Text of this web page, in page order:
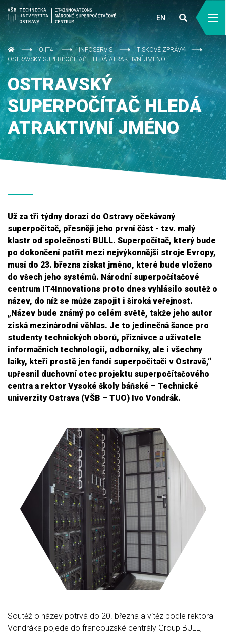
EN
O IT4I INFOSERVIS
TISKOVÉ ZPRÁVY
OSTRAVSKÝ SUPERPOČÍTAČ HLEDÁ ATRAKTIVNÍ JMÉNO
OSTRAVSKÝ
SUPERPOČÍTAČ HLEDÁ
ATRAKTIVNÍ JMÉNO
Už za tři týdny dorazí do Ostravy očekávaný
superpočítač, přesněji jeho první část - tzv. malý
klastr od společnosti BULL. Superpočítač, který bude
po dokončení patřit mezi nejvýkonnější stroje Evropy,
musí do 23. března získat jméno, které bude vloženo
do všech jeho systémů. Národní superpočítačové
centrum IT4Innovations proto dnes vyhlásilo soutěž o
název, do níž se může zapojit i široká veřejnost.
„Název bude známý po celém světě, takže jeho autor
získá mezinárodní věhlas. Je to jedinečná šance pro
studenty technických oborů, příznivce a uživatele
informačních technologií, odborníky, ale i všechny
laiky, kteří prostě jen fandí superpočítači v Ostravě,“
upřesnil duchovní otec projektu superpočítačového
centra a rektor Vysoké školy báňské – Technické
univerzity Ostrava (VŠB – TUO) Ivo Vondrák.
Soutěž o název potrvá do 20. března a vítěz podle rektora
Vondráka pojede do francouzské centrály Group BULL,